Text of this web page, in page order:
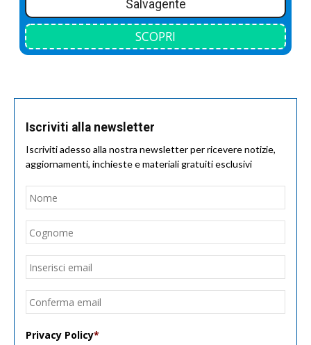
Salvagente
SCOPRI
Iscriviti alla newsletter
Iscriviti adesso alla nostra newsletter per ricevere notizie,
aggiornamenti, inchieste e materiali gratuiti esclusivi
Nome
Email
Privacy Policy*